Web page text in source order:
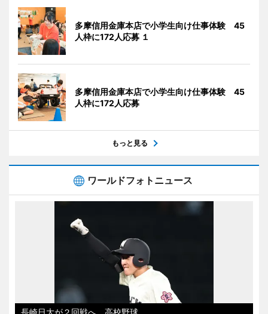
多摩信用金庫本店で小学生向け仕事体験 45
人枠に172人応募 １
多摩信用金庫本店で小学生向け仕事体験 45
人枠に172人応募
もっと見る
ワールドフォトニュース